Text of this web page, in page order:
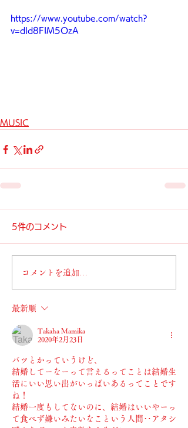
https://www.youtube.com/watch?
v=dld8FIM5OzA
MUSIC
5件のコメント
コメントを追加…
最新順
Takaha Mamika
2020年2月23日
バツとかっていうけど、
結婚してーなーって言えるってことは結婚生
活にいい思い出がいっぱいあるってことです
ね！
結婚一度もしてないのに、結婚はいいやーっ
て食べず嫌いみたいなこという人間‥アタシ